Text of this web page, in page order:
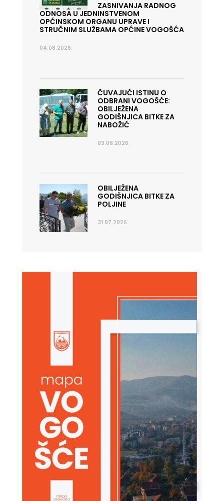
ZASNIVANJA RADNOG
ODNOSA U JEDNINSTVENOM
OPĆINSKOM ORGANU UPRAVE I
STRUČNIM SLUŽBAMA OPĆINE VOGOŠĆA
04.08.2026.
ČUVAJUĆI ISTINU O
ODBRANI VOGOŠĆE:
OBILJEŽENA
GODIŠNJICA BITKE ZA
NABOŽIĆ
03.08.2026.
OBILJEŽENA
GODIŠNJICA BITKE ZA
POLJINE
31.07.2026.